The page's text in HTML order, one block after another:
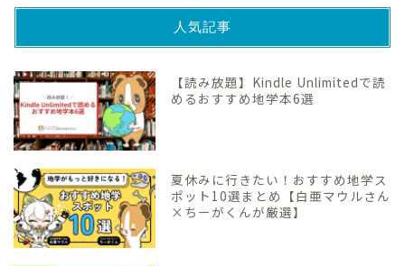
人気記事
【読み放題】Kindle Unlimitedで読
めるおすすめ地学本6選
夏休みに行きたい！おすすめ地学ス
ポット10選まとめ【白亜マウルさん
×ちーがくんが厳選】